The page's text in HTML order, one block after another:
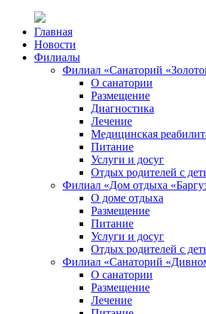
Главная
Новости
Филиалы
Филиал «Санаторий
О санатории
Размещение
Диагностика
Лечение
Медицинская
Питание
Услуги и досуг
Отдых родителей с
Филиал «Дом отдыха
О доме отдыха
Размещение
Питание
Услуги и досуг
Отдых родителей с
Филиал «Санаторий
О санатории
Размещение
Лечение